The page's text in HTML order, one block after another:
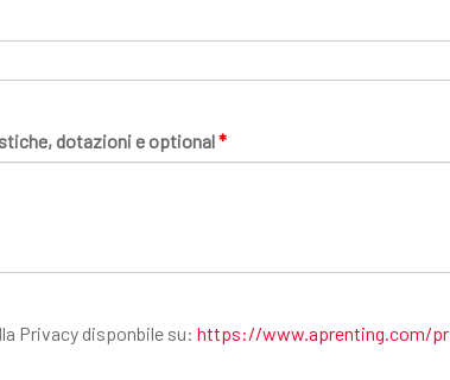
dotazioni e optional*
Privacy disponbile su:https://www.aprenting.com/